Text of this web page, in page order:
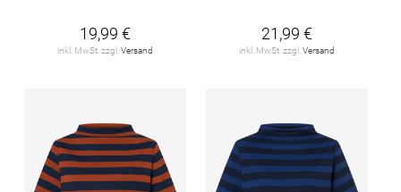
19,99 €
inkl. MwSt. zzgl.Versand
21,99 €
inkl. MwSt. zzgl.Versand